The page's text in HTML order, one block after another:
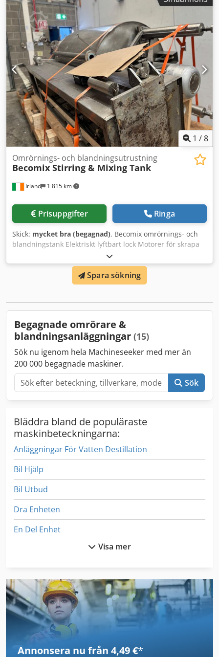
produkter. Användning: Låg till mycket hög viskositet – till
exempel krämer, salvor, emulsioner, tandkrämer,
gelprodukter, mascara, make-up. Egenskaper:
Homogenisator med intern och extern cirkulation,
ankarrörare med skrapor för horisontell och vertikal
omrörning. Dedpfx Asx Dnilscijwa Snabb uppvärmnings-
och kylningstid, hygienisk och dödutrymmesfri
konstruktion, CIP/SIP, ATEX-zon 2 till 0 möjlig, cGMP.
1 /8
Irland 1 815 km
Omrörnings- och blandningsutrustning
Becomix Stirring & Mixing Tank
Prisuppgifter Ringa
Skick: mycket bra (begagnad), Becomix omrörnings- och
blandningstank Elektriskt lyftbart lock Motorer för skrapa
och mixer Dedpfox Dnkiox Aciewa 316 rostfritt stål
Kapacitet 3000 liter
Spara sökning
Begagnade omrörare &
blandningsanläggningar (15)
Sök nu igenom hela Machineseeker med mer än
200 000 begagnade maskiner.
Sök
Bläddra bland de populäraste
maskinbeteckningarna:
Anläggningar För Vatten Destillation
Bil Hjälp
Bil Utbud
Dra Enheten
En Del Enhet
Ga 11 Ff
German
Idx 23
Inredning Och Design
Visa mer
Annonsera nu från 4,49 €*